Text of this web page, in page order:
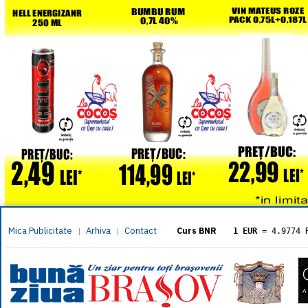
Mica Publicitate | Arhiva | Contact Curs BNR 1 EUR = 4.9774
= 5.8304
1 XAU= 464.4611
1 AED= 1.1933
1 AUD= 2.7957
1 BGN= 2.5449